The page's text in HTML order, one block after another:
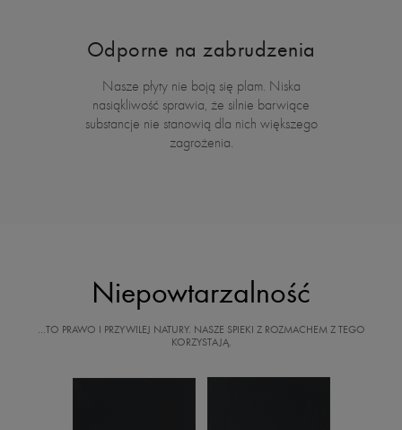
Odporne na zabrudzenia
Nasze płyty nie boją się plam. Niska
nasiąkliwość sprawia, że silnie barwiące
substancje nie stanowią dla nich większego
zagrożenia.
Niepowtarzalność
…TO PRAWO I PRZYWILEJ NATURY. NASZE SPIEKI Z ROZMACHEM Z TEGO
KORZYSTAJĄ.